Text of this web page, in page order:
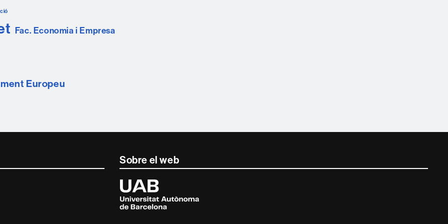
Fac. Economia i Empresa
Europeu
Sobre el web
Universitat
Autònoma
de
Barcelona